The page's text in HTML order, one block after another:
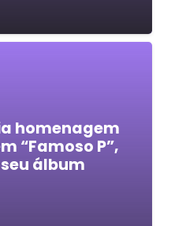
homenagem
“Famoso P”,
álbum